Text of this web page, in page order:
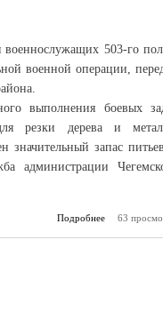
503-го
военной операции,
выполнения боевых
резки дерева и
значительный запас
администрации
Подробнее
о В
63